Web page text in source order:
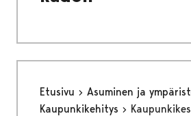
Etusivu
Asuminen ja
Kaupunkikehitys